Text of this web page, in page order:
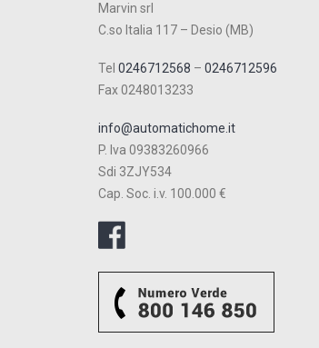
Marvin srl
C.so Italia 117 – Desio (MB)
Tel 0246712568 – 0246712596
Fax 0248013233
info@automatichome.it
P. Iva 09383260966
Sdi 3ZJY534
Cap. Soc. i.v. 100.000 €